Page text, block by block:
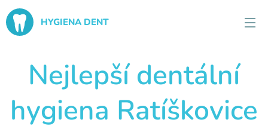
HYGIENA DENT
Nejlepší dentální
hygiena Ratíškovice